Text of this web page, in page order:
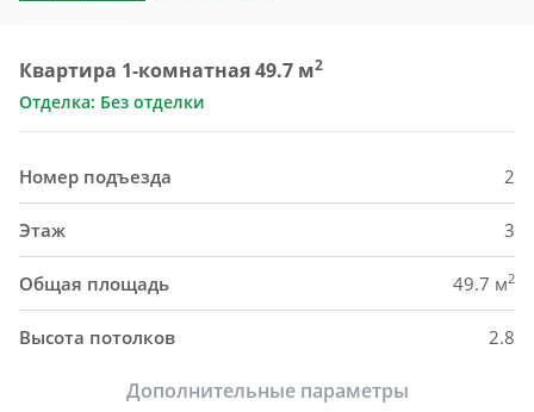
Квартира 1-комнатная 49.7 м2
Отделка: Без отделки
Номер подъезда 2
Этаж 3
Общая площадь 49.7 м2
Высота потолков 2.8
Дополнительные параметры